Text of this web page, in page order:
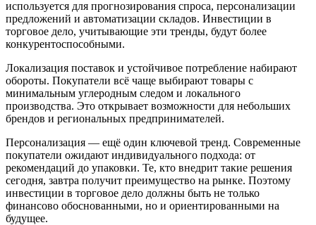
используется для прогнозирования спроса, персонализации
предложений и автоматизации складов. Инвестиции в
торговое дело, учитывающие эти тренды, будут более
конкурентоспособными.
Локализация поставок и устойчивое потребление набирают
обороты. Покупатели всё чаще выбирают товары с
минимальным углеродным следом и локального
производства. Это открывает возможности для небольших
брендов и региональных предпринимателей.
Персонализация — ещё один ключевой тренд. Современные
покупатели ожидают индивидуального подхода: от
рекомендаций до упаковки. Те, кто внедрит такие решения
сегодня, завтра получит преимущество на рынке. Поэтому
инвестиции в торговое дело должны быть не только
финансово обоснованными, но и ориентированными на
будущее.